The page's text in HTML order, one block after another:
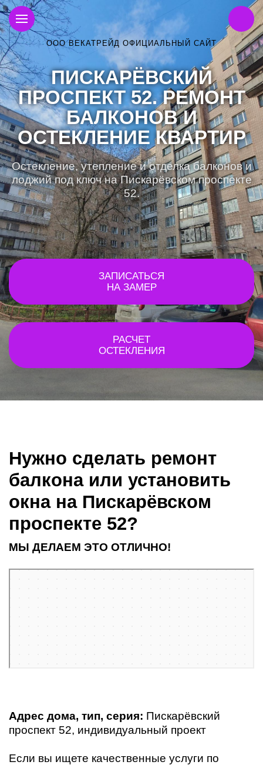
ООО ВЕКАТРЕЙД ОФИЦИАЛЬНЫЙ САЙТ
ПИСКАРЁВСКИЙ
ПРОСПЕКТ 52. РЕМОНТ
БАЛКОНОВ И
ОСТЕКЛЕНИЕ КВАРТИР
Остекление, утепление и отделка балконов и
лоджий под ключ на Пискарёвском проспекте
52.
ЗАПИСАТЬСЯ
НА ЗАМЕР
РАСЧЕТ
ОСТЕКЛЕНИЯ
Нужно сделать ремонт
балкона или установить
окна на Пискарёвском
проспекте 52?
МЫ ДЕЛАЕМ ЭТО ОТЛИЧНО!
Адрес дома, тип, серия: Пискарёвский
проспект 52, индивидуальный проект
Если вы ищете качественные услуги по